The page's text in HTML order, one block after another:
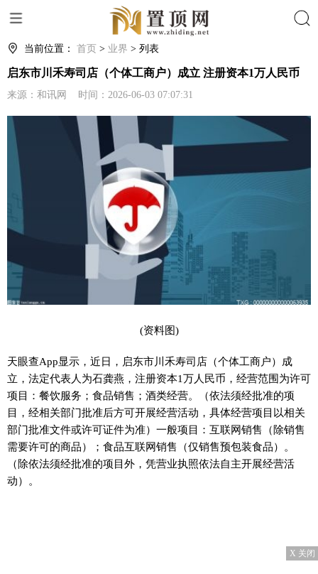
当前位置： 首页 > 业界 > 列表
启东市川禾寿司店（个体工商户）成立 注册资本1万人民币
来源：和讯网 时间：2026-06-03 07:07:31
(资料图)
天眼查App显示，近日，启东市川禾寿司店（个体工商户）成
立，法定代表人为石龚燕，注册资本1万人民币，经营范围为许可
项目：餐饮服务；食品销售；酒类经营。（依法须经批准的项
目，经相关部门批准后方可开展经营活动，具体经营项目以相关
部门批准文件或许可证件为准）一般项目：互联网销售（除销售
需要许可的商品）；食品互联网销售（仅销售预包装食品）。
（除依法须经批准的项目外，凭营业执照依法自主开展经营活
动）。
X 关闭